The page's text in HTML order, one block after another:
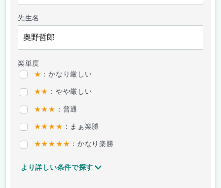
先生名
楽単度
★ ：かなり厳しい
★★ ：やや厳しい
★★★ ：普通
★★★★ ：まぁ楽勝
★★★★★ ：かなり楽勝
より詳しい条件で探す